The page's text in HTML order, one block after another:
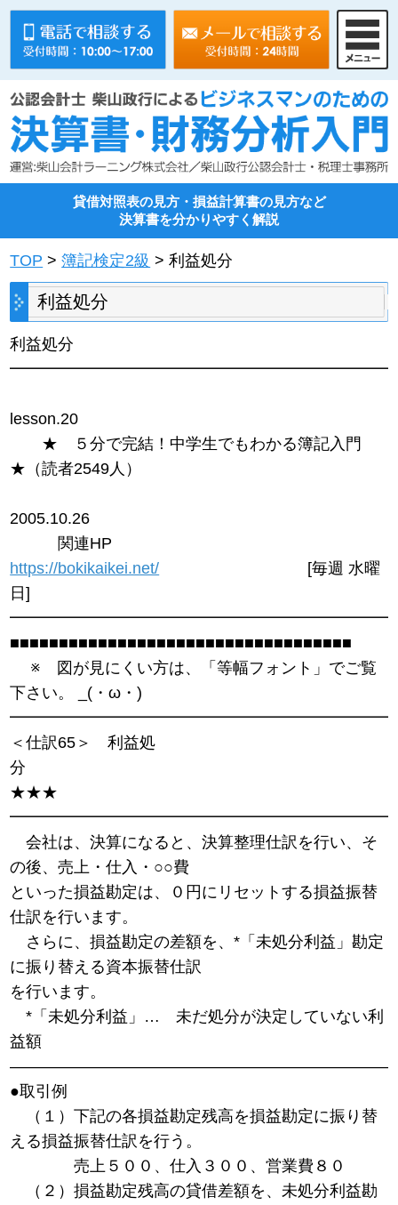
貸借対照表の見方・損益計算書の見方など
決算書を分かりやすく解説
TOP >簿記検定2級 > 利益処分
利益処分
利益処分
lesson.20
★ ５分で完結！中学生でもわかる簿記入門
★（読者2549人）
2005.10.26
関連HP
https://bokikaikei.net/ [毎週 水曜
日]
■■■■■■■■■■■■■■■■■■■■■■■■■■■■■■■■■■■
※ 図が見にくい方は、「等幅フォント」でご覧
下さい。 _(・ω・)
＜仕訳65＞ 利益処
分
★★★
会社は、決算になると、決算整理仕訳を行い、そ
の後、売上・仕入・○○費
といった損益勘定は、０円にリセットする損益振替
仕訳を行います。
さらに、損益勘定の差額を、*「未処分利益」勘定
に振り替える資本振替仕訳
を行います。
*「未処分利益」… 未だ処分が決定していない利
益額
●取引例
（１）下記の各損益勘定残高を損益勘定に振り替
える損益振替仕訳を行う。
売上５００、仕入３００、営業費８０
（２）損益勘定残高の貸借差額を、未処分利益勘